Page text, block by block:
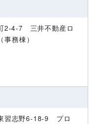
2-4-7 三井不動産ロ
務棟）
習志野6-18-9 プロ